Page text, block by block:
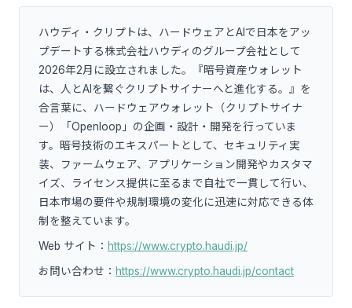
ハウディ・クリプトは、ハードウェアとAIで日本をアッ
プデートする株式会社ハウディのグループ会社として
2026年2月に設立されました。『暗号資産ウォレット
は、人とAIを繋ぐクリプトサイナーへと進化する。』を
合言葉に、ハードウェアウォレット（クリプトサイナ
ー）「Openloop」の企画・設計・開発を行っていま
す。暗号技術のエキスパートとして、セキュリティ実
装、ファームウェア、アプリケーション開発やカスタマ
イズ、ライセンス提供に至るまで自社で一貫して行い、
日本市場の要件や規制環境の変化に迅速に対応できる体
制を整えています。
Web サイト： https://www.crypto.haudi.jp/
お問い合わせ： https://www.crypto.haudi.jp/contact